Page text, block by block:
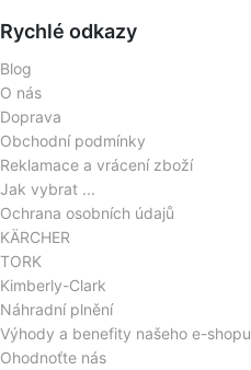
Rychlé odkazy
Blog
O nás
Doprava
Obchodní podmínky
Reklamace a vrácení zboží
Jak vybrat ...
Ochrana osobních údajů
KÄRCHER
TORK
Kimberly-Clark
Náhradní plnění
Výhody a benefity našeho e-shopu
Ohodnoťte nás